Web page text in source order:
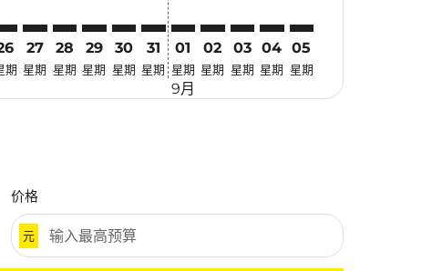
期
27
星期
28
星期
29
星期
30
星期
31
星期
01
星期
9月
02
星期
03
星期
04
星期
05
星期
价格
元